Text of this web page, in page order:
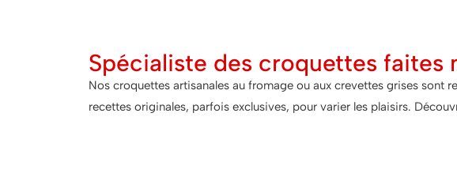
Spécialiste des croquettes faites
Nos croquettes artisanales au fromage ou aux crevettes grises sont
recettes originales, parfois exclusives, pour varier les plaisirs.